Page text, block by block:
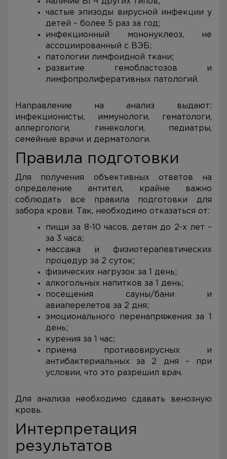
частые эпизоды вирусной инфекции у
детей – более 5 раз за год;
инфекционный мононуклеоз, не
ассоциированный с ВЭБ;
патологии лимфоидной ткани;
развитие гемобластозов и
лимфопролиферативных патологий.
Направление на анализ выдают:
инфекционисты, иммунологи, гематологи,
аллергологи, гинекологи, педиатры,
семейные врачи и дерматологи.
Правила подготовки
Для получения объективных ответов на
определение антител, крайне важно
соблюдать все правила подготовки для
забора крови. Так, необходимо отказаться от:
пищи за 8-10 часов, детям до 2-х лет –
за 3 часа;
массажа и физиотерапевтических
процедур за 2 суток;
физических нагрузок за 1 день;
алкогольных напитков за 1 день;
посещения сауны/бани и
авиаперелетов за 2 дня;
эмоционального перенапряжения за 1
день;
курения за 1 час;
приема противовирусных и
антибактериальных за 2 дня – при
условии, что это разрешил врач.
Для анализа необходимо сдавать венозную
кровь.
Интерпретация
результатов